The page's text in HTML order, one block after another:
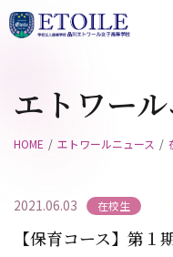
エトワー
HOME エトワールニュース
2021.06.03 在校生
【保育コース】第１